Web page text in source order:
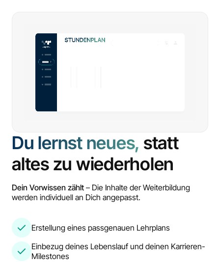
Du lernst neues, statt
altes zu wiederholen
Dein Vorwissen zählt – Die Inhalte der Weiterbildung
werden individuell an Dich angepasst.
Erstellung eines passgenauen Lehrplans
Einbezug deines Lebenslauf und deinen Karrieren-
Milestones